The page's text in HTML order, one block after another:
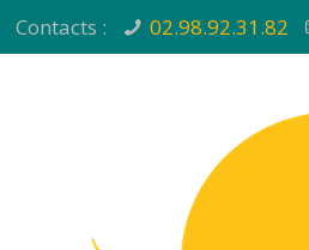
Contacts : 02.98.92.31.82